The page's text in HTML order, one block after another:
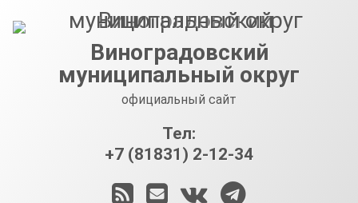
Виноградовский
муниципальный округ
официальный сайт
Тел:
+7 (81831) 2-12-34
RSSE-mailВКонтакте
Telegram